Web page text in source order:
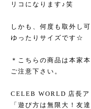
リコになります♪笑
しかも、何度も取外し
ゆったりサイズです☆
＊こちらの商品は本家
ご注意下さい。
CELEB WORLD 店長ア
「遊び方は無限大！友